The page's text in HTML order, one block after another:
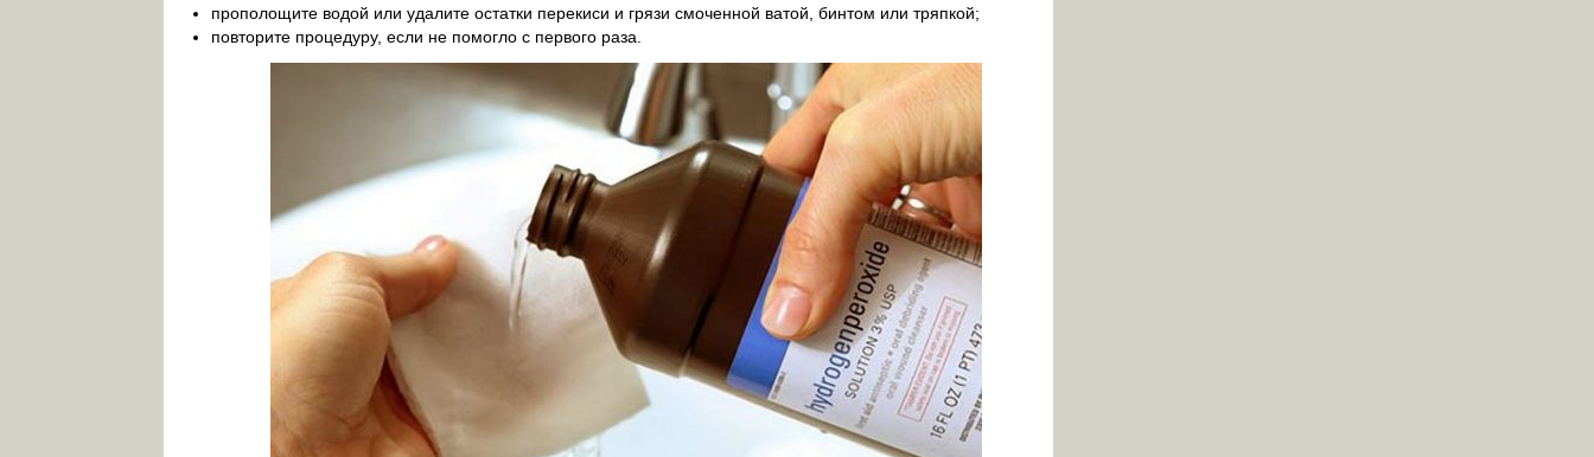
прополощите водой или удалите остатки перекиси и грязи смоченной ватой, бинтом или тряпкой;
повторите процедуру, если не помогло с первого раза.